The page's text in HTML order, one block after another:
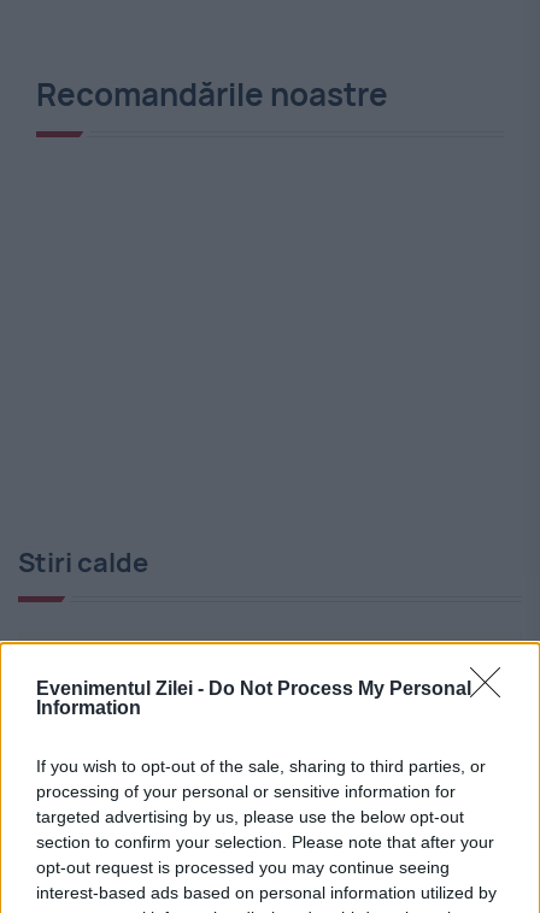
Evenimentul Zilei - Do Not Process My Personal
Information
If you wish to opt-out of the sale, sharing to third parties, or
processing of your personal or sensitive information for
targeted advertising by us, please use the below opt-out
section to confirm your selection. Please note that after your
opt-out request is processed you may continue seeing
interest-based ads based on personal information utilized by
Recomandările noastre
Stiri calde
care a lipit imaginea lui Zelea Codreanu pe
sinagoga Eșua Tova
10:21 -Cadavrul din valiză era, de fapt, o păpușă.
Descoperirea anchetatorilor australieni
10:08-Cum va fi vremea în toamna lui 2026.
Septembrie începe cu temperaturi de vară